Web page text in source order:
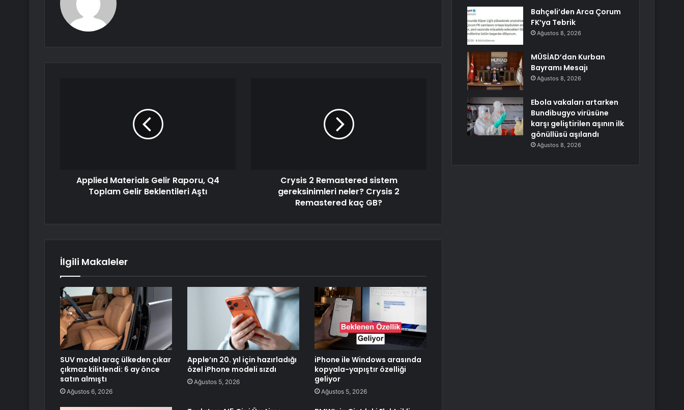
Applied Materials Gelir Raporu, Q4
Toplam Gelir Beklentileri Aştı
Crysis 2 Remastered sistem
gereksinimleri neler? Crysis 2
Remastered kaç GB?
İlgili Makaleler
SUV model araç ülkeden çıkar
çıkmaz kilitlendi: 6 ay önce
satın almıştı
Ağustos 6, 2026
Apple’ın 20. yıl için hazırladığı
özel iPhone modeli sızdı
Ağustos 5, 2026
iPhone ile Windows arasında
kopyala-yapıştır özelliği
geliyor
Ağustos 5, 2026
Bahçeli’den Arca Çorum
FK’ya Tebrik
Ağustos 8, 2026
MÜSİAD’dan Kurban
Bayramı Mesajı
Ağustos 8, 2026
Ebola vakaları artarken
Bundibugyo virüsüne
karşı geliştirilen aşının ilk
gönüllüsü aşılandı
Ağustos 8, 2026